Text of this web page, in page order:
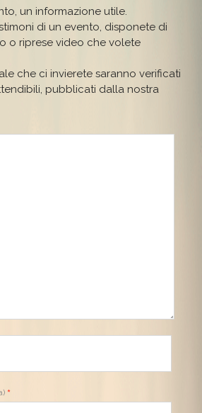
un informazione utile.
di un evento, disponete di
o riprese video che volete
che ci invierete saranno verificati
pubblicati dalla nostra
*